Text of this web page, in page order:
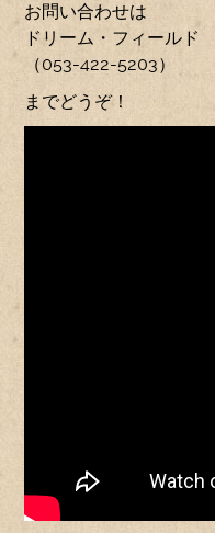
お問い合わせは
ドリーム・フィールド
（053-422-5203）
までどうぞ！